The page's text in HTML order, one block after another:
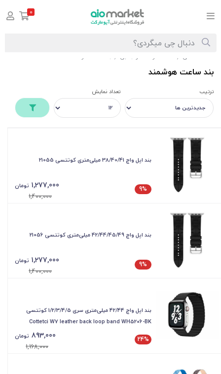
صفحه اصلی / ساعت هوشمند و جانبی / بند ساعت هوشمند
بند ساعت هوشمند
ترتیب تعداد نمایش
بند اپل واچ 38/40/41 میلی‌متری کوتتسی 21055
9%
1,277,000 تومان
1,400,000
بند اپل واچ 42/44/45/49 میلی‌متری کوتتسی 21056
9%
1,277,000 تومان
1,400,000
بند اپل واچ 42/44 میلی‌متری سری 1/2/3/4/5 کوتتسی
Cottetci W7 leather back loop band WH5206-BK
24%
893,000 تومان
1,168,000
0